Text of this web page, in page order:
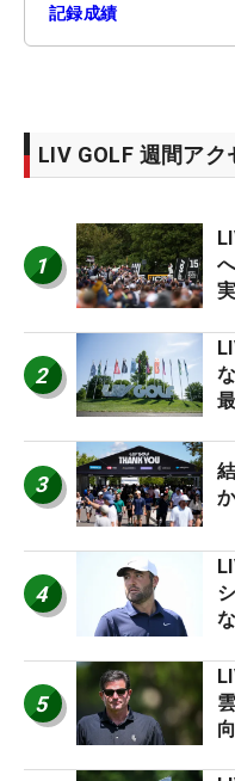
記録成績
LIV GOLF 週間ア
1
2
3
4
5